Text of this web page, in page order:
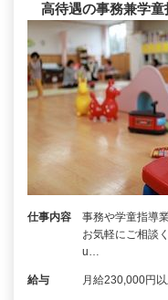
高待遇の事務兼学童
仕事内容
事務や学童指導
お気軽にご相談
u…
給与 月給230,000円